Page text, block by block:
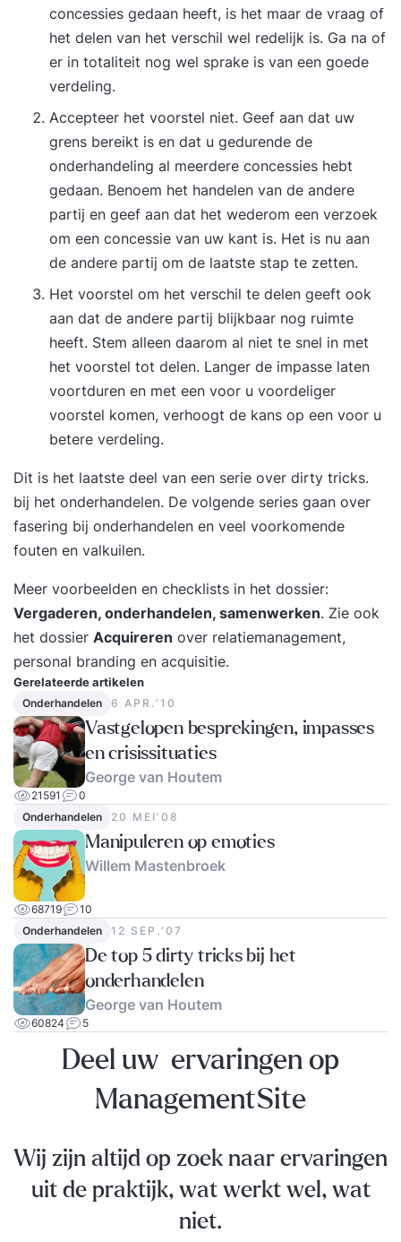
concessies gedaan heeft, is het maar de vraag of
het delen van het verschil wel redelijk is. Ga na of
er in totaliteit nog wel sprake is van een goede
verdeling.
Accepteer het voorstel niet. Geef aan dat uw
grens bereikt is en dat u gedurende de
onderhandeling al meerdere concessies hebt
gedaan. Benoem het handelen van de andere
partij en geef aan dat het wederom een verzoek
om een concessie van uw kant is. Het is nu aan
de andere partij om de laatste stap te zetten.
Het voorstel om het verschil te delen geeft ook
aan dat de andere partij blijkbaar nog ruimte
heeft. Stem alleen daarom al niet te snel in met
het voorstel tot delen. Langer de impasse laten
voortduren en met een voor u voordeliger
voorstel komen, verhoogt de kans op een voor u
betere verdeling.
Dit is het laatste deel van een serie over dirty tricks.
bij het onderhandelen. De volgende series gaan over
fasering bij onderhandelen en veel voorkomende
fouten en valkuilen.
Meer voorbeelden en checklists in het dossier:
Vergaderen, onderhandelen, samenwerken. Zie ook
het dossier Acquireren over relatiemanagement,
personal branding en acquisitie.
Gerelateerde artikelen
Onderhandelen 6 APR.‘10
Vastgelopen besprekingen, impasses
en crisissituaties
George van Houtem
21591
0
Onderhandelen
20 MEI‘08
Manipuleren op emoties
Willem Mastenbroek
68719
10
Onderhandelen
12 SEP.‘07
De top 5 dirty tricks bij het
onderhandelen
George van Houtem
60824 5
Deel uw ervaringen op
ManagementSite
Wij zijn altijd op zoek naar ervaringen
uit de praktijk, wat werkt wel, wat
niet.